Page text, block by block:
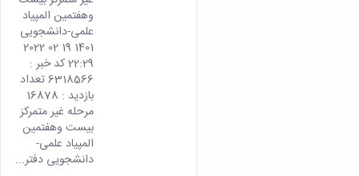
وهفتمین المپیاد
علمی-دانشجویی
1401 19 02 2022
22:29 کد خبر :
6318566 تعداد
بازدید : 16878
مرحله غیر متمرکز
بیست وهفتمین
المپیاد علمی-
دانشجویی دفتر...